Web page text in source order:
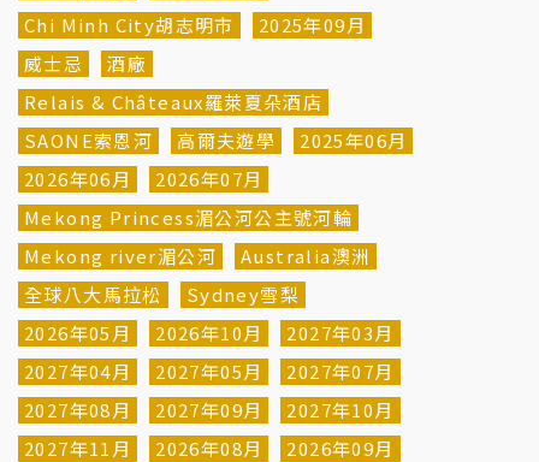
Chi Minh City胡志明市
2025年09月
威士忌
酒廠
Relais & Châteaux羅萊夏朵酒店
SAONE索恩河
高爾夫遊學
2025年06月
2026年06月
2026年07月
Mekong Princess湄公河公主號河輪
Mekong river湄公河
Australia澳洲
全球八大馬拉松
Sydney雪梨
2026年05月
2026年10月
2027年03月
2027年04月
2027年05月
2027年07月
2027年08月
2027年09月
2027年10月
2027年11月
2026年08月
2026年09月